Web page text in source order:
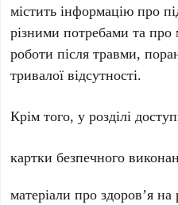
містить інформацію про
різними потребами та
роботи після травми,
тривалої відсутності.
Крім того, у розділі
картки безпечного
матеріали про здоров’я на